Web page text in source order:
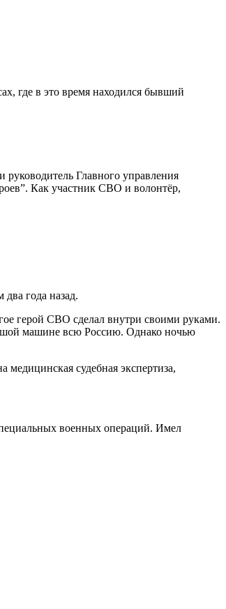
где в это время находился бывший
Главного управления
Как участник СВО и волонтёр,
года назад.
герой СВО сделал внутри своими руками.
машине всю Россию. Однако ночью
судебная экспертиза,
военных операций. Имел